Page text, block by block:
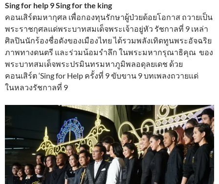
Sing for help 9 Sing for the king
คอนเสิร์ตมหากุศล เพื่อกองทุนรักษาผู้ป่วยด้อยโอกาส ถวายเป็น
พระราชกุศลแด่พระบาทสมเด็จพระเจ้าอยู่หัว รัชกาลที่ 9 เหล่า
ศิลปินนักร้องชื่อดังของเมืองไทย ได้รวมพลังเทิดทูนพระอัจฉริย
ภาพทางดนตรี และร่วมน้อมรำลึก ในพระมหากรุณาธิคุณ ของ
พระบาทสมเด็จพระปรมินทรมหาภูมิพลอดุลยเดช ด้วย
คอนเสิร์ต ‘Sing for Help ครั้งที่ 9 ขับขาน 9 บทเพลงถวายแด่
ในหลวงรัชกาลที่ 9